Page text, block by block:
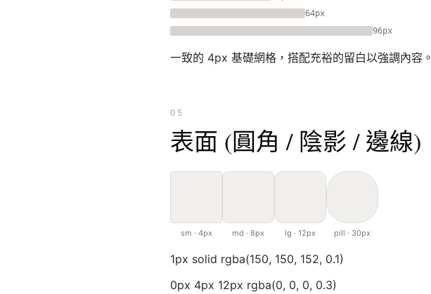
64px
96px
一致的 4px 基礎網格，搭配充裕的留白以強調內容。
05
表面 (圓角 / 陰影 / 邊線)
sm · 4px md · 8px lg · 12px pill · 30px
1px solid rgba(150, 150, 152, 0.1)
0px 4px 12px rgba(0, 0, 0, 0.3)